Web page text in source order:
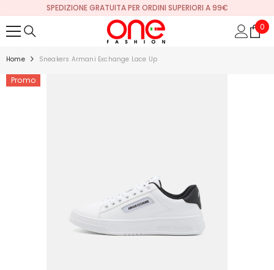
VAI DIRETTAMENTE AI CONTENUTI
SPEDIZIONE GRATUITA PER ORDINI SUPERIORI A 99€
0
0
Home Sneakers Armani Exchange Lace Up
Promo